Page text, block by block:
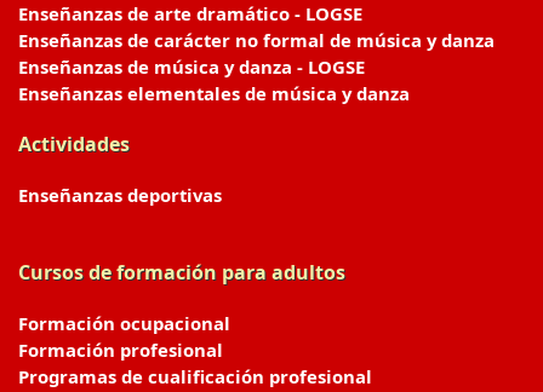
Enseñanzas de arte dramático - LOGSE
Enseñanzas de carácter no formal de música y danza
Enseñanzas de música y danza - LOGSE
Enseñanzas elementales de música y danza
Actividades
Enseñanzas deportivas
Cursos de formación para adultos
Formación ocupacional
Formación profesional
Programas de cualificación profesional